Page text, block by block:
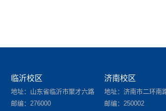
临沂校区
地址：山东省临沂市聚才六路
邮编：276000
济南校区
地址：济南市二环南
邮编：250002